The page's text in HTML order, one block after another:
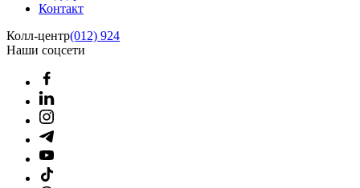
Контакт
Колл-центр(012) 924
Наши соцсети